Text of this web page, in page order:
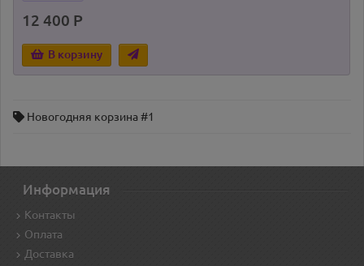
12 400 Р
В корзину
Новогодняя корзина #1
Информация
Контакты
Оплата
Доставка